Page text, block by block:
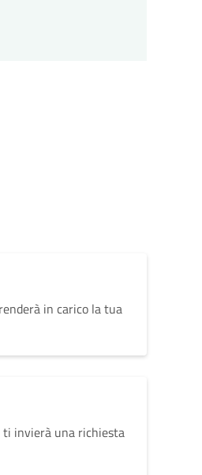
in carico la tua
ti invierà una richiesta